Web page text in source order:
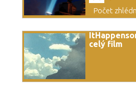
Počet
celý film